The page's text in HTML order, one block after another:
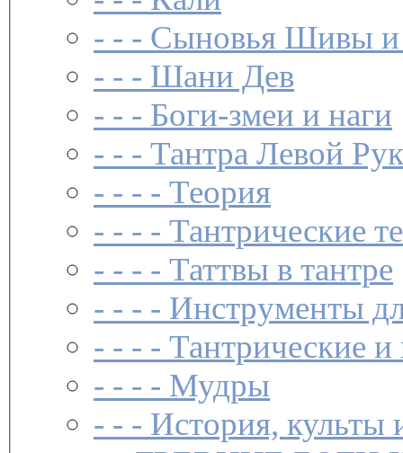
- - - Сыновья Шивы
- - - Шани Дев
- - - Боги-змеи и наги
- - - Тантра Левой
- - - - Теория
- - - - Тантрические
- - - - Таттвы в тантре
- - - - Инструменты
- - - - Тантрические
- - - - Мудры
- - - История, культы